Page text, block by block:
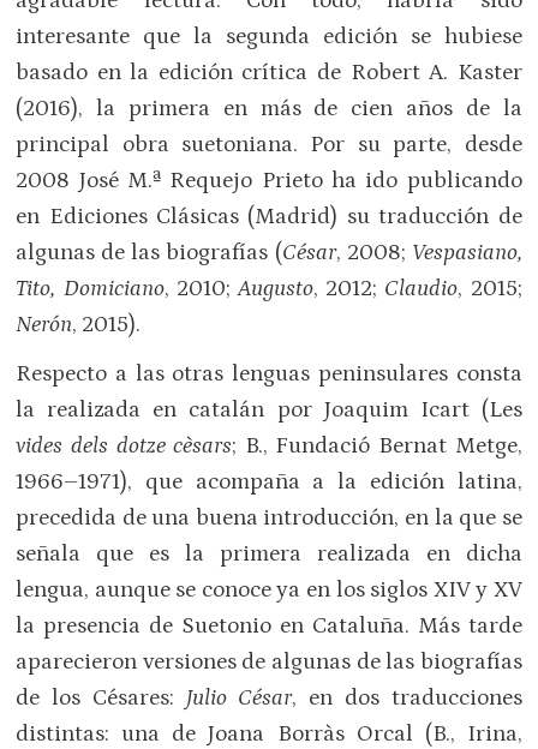
interesante que la segunda edición se hubiese
basado en la edición crítica de Robert A. Kaster
(2016), la primera en más de cien años de la
principal obra suetoniana. Por su parte, desde
2008 José M.ª Requejo Prieto ha ido publicando
en Ediciones Clásicas (Madrid) su traducción de
algunas de las biografías (César, 2008; Vespasiano,
Tito, Domiciano, 2010;Augusto, 2012; Claudio, 2015;
Nerón, 2015).
Respecto a las otras lenguas peninsulares consta
la realizada en catalán por Joaquim Icart (Les
vides dels dotze cèsars; B., Fundació Bernat Metge,
1966–1971), que acompaña a la edición latina,
precedida de una buena introducción, en la que se
señala que es la primera realizada en dicha
lengua, aunque se conoce ya en los siglos XIV y XV
la presencia de Suetonio en Cataluña. Más tarde
aparecieron versiones de algunas de las biografías
de los Césares: Julio César, en dos traducciones
distintas: una de Joana Borràs Orcal (B., Irina,